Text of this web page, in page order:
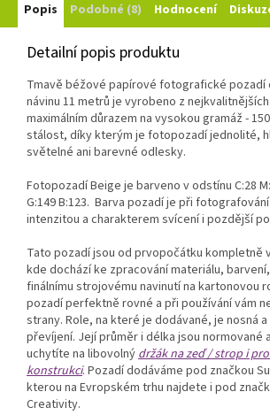
Popis Podobné (8) Hodnocení
Detailní popis produktu
Tmavě béžové papírové fotografické pozadí
návinu 11 metrů je vyrobeno z
maximálním důrazem na vysokou gramáž -
stálost, díky kterým je fotopozadí jednolité,
světelné ani barevné odlesky.
Fotopozadí Beige je barveno v odstínu C:28
G:149 B:123. Barva pozadí je při
intenzitou a charakterem svícení i pozdější
Tato pozadí jsou od prvopočátku kompletně
kde dochází ke zpracování materiálu,
finálnímu strojovému navinutí na kartonovou
pozadí perfektně rovné a při používání vám
strany. Role, na které je dodávané, je nosná
převíjení. Její průměr i délka jsou
uchytíte na libovolnýdržák na zeď / strop i
konstrukci. Pozadí dodáváme pod značkou
kterou na Evropském trhu najdete i pod
Creativity.